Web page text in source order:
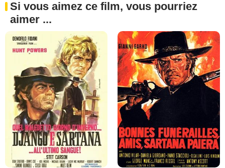
Si vous aimez ce film, vous pourriez
aimer ...